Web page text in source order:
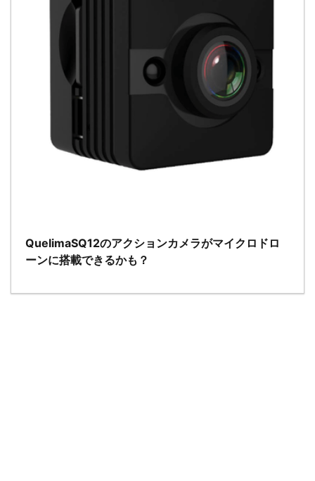
QuelimaSQ12のアクションカメラがマイクロドロ
ーンに搭載できるかも？